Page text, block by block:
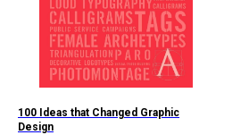
100 Ideas that Changed Graphic
Design